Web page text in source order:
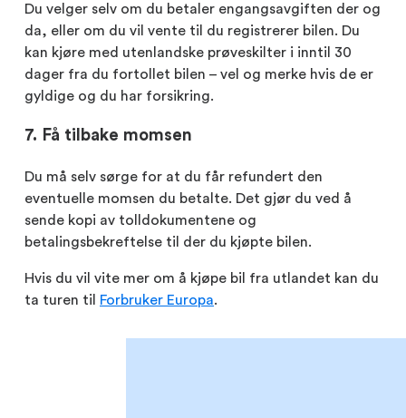
Du velger selv om du betaler engangsavgiften der og
da, eller om du vil vente til du registrerer bilen. Du
kan kjøre med utenlandske prøveskilter i inntil 30
dager fra du fortollet bilen – vel og merke hvis de er
gyldige og du har forsikring.
7. Få tilbake momsen
Du må selv sørge for at du får refundert den
eventuelle momsen du betalte. Det gjør du ved å
sende kopi av tolldokumentene og
betalingsbekreftelse til der du kjøpte bilen.
Hvis du vil vite mer om å kjøpe bil fra utlandet kan du
ta turen til
Forbruker Europa.